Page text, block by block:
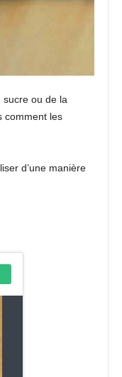
ou de la
comment les
d’une manière